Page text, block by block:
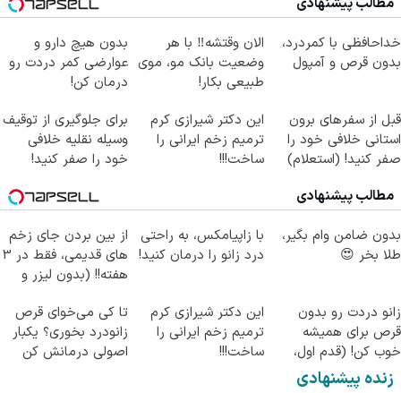
خداحافظی با کمردرد،
بدون قرص و آمپول
الان وقتشه‼️ با هر
وضعیت بانک مو، موی
طبیعی بکار!
بدون هیچ دارو و
عوارضی کمر دردت رو
درمان کن!
قبل از سفرهای برون
استانی خلافی خود را
صفر کنید! (استعلام)
این دکتر شیرازی کرم
ترمیم زخم ایرانی را
ساخت!!!
برای جلوگیری از توقیف
وسیله نقلیه خلافی
خود را صفر کنید!
مطالب پیشنهادی
بدون ضامن وام بگیر،
طلا بخر 😍
با زاپیامکس، به راحتی
درد زانو را درمان کنید!
از بین بردن جای زخم
های قدیمی، فقط در 3
هفته!! (بدون لیزر و
زانو دردت رو بدون
قرص برای همیشه
خوب کن! (قدم اول،
پرسش‌نامه)
این دکتر شیرازی کرم
ترمیم زخم ایرانی را
ساخت!!!
تا کی می‌خوای قرص
زانودرد بخوری؟ یکبار
اصولی درمانش کن
زنده پیشنهادی